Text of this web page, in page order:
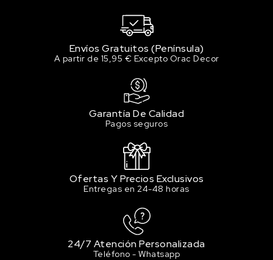
Envíos Gratuitos (Península)
A partir de 15,95 € Excepto Orac Decor
Garantía De Calidad
Pagos seguros
Ofertas Y Precios Exclusivos
Entregas en 24-48 horas
24/7 Atención Personalizada
Teléfono - Whatsapp